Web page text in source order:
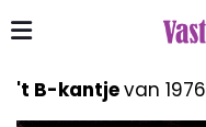
't B-kantjevan 1976